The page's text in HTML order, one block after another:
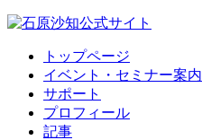
トップページ
イベント・セミナー案内
サポート
プロフィール
記事